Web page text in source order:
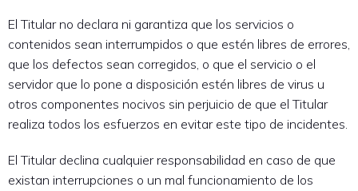
El Titular no declara ni garantiza que los servicios o
contenidos sean interrumpidos o que estén libres de errores,
que los defectos sean corregidos, o que el servicio o el
servidor que lo pone a disposición estén libres de virus u
otros componentes nocivos sin perjuicio de que el Titular
realiza todos los esfuerzos en evitar este tipo de incidentes.
El Titular declina cualquier responsabilidad en caso de que
existan interrupciones o un mal funcionamiento de los